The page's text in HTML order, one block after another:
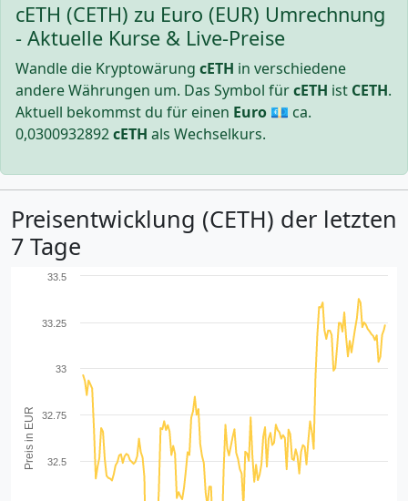
cETH (CETH) zu Euro (EUR) Umrechnung
- Aktuelle Kurse & Live-Preise
Wandle die Kryptowärung cETH in verschiedene
andere Währungen um. Das Symbol fürcETH ist CETH.
Aktuell bekommst du für einen Euro 💶 ca.
0,0300932892cETH als Wechselkurs.
Preisentwicklung (CETH) der letzten
7 Tage
Preis in EUR 32.5
32.75
33
33.25
33.5